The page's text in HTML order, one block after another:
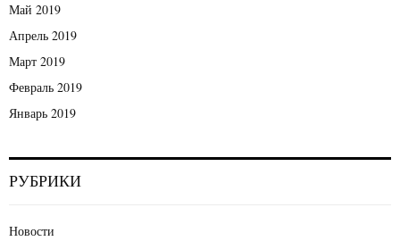
Май 2019
Апрель 2019
Март 2019
Февраль 2019
Январь 2019
РУБРИКИ
Новости